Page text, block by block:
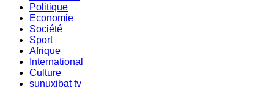
Politique
Economie
Société
Sport
Afrique
International
Culture
sunuxibat tv